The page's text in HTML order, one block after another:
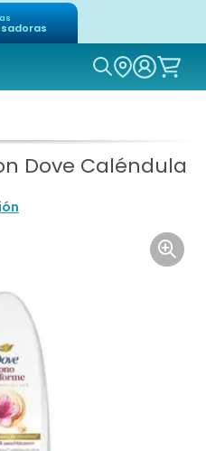
Icon of
Dove Caléndula
Icon